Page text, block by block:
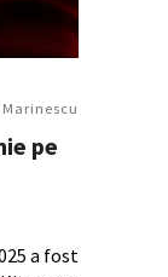
pe
a fost